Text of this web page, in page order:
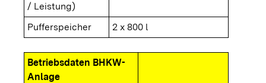
/ Leistung)
Pufferspeicher 2 x 800 l
Betriebsdaten BHKW-
Anlage